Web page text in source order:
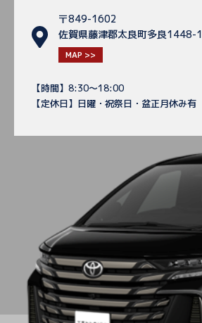
〒849-1602
佐賀県藤津郡太良町多良1448-1
MAP >>
【時間】8:30～18:00
【定休日】日曜・祝祭日・盆正月休み有